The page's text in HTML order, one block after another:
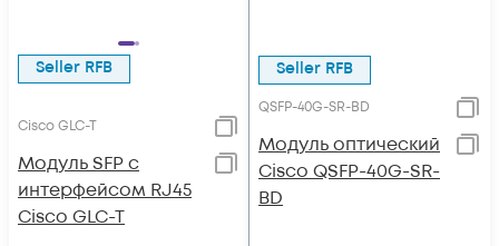
Seller RFB
Cisco GLC-T
Модуль SFP с
интерфейсом RJ45
Cisco GLC-T
Seller RFB
QSFP-40G-SR-BD
Модуль оптический
Cisco QSFP-40G-SR-
BD